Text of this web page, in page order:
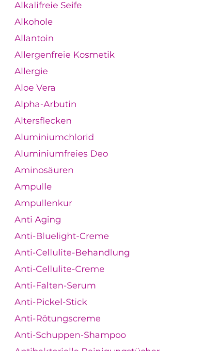
Alkalifreie Seife
Alkohole
Allantoin
Allergenfreie Kosmetik
Allergie
Aloe Vera
Alpha-Arbutin
Altersflecken
Aluminiumchlorid
Aluminiumfreies Deo
Aminosäuren
Ampulle
Ampullenkur
Anti Aging
Anti-Bluelight-Creme
Anti-Cellulite-Behandlung
Anti-Cellulite-Creme
Anti-Falten-Serum
Anti-Pickel-Stick
Anti-Rötungscreme
Anti-Schuppen-Shampoo